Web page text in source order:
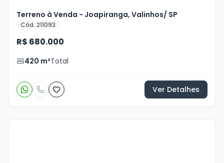
Terreno à Venda - Joapiranga, Valinhos/ SP
Cód. 211093
R$ 680.000
420 m²Total
Ver Detalhes